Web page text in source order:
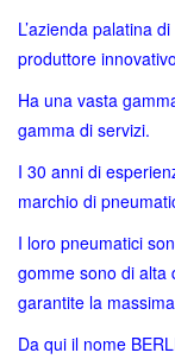
L’azienda palatina
produttore
Ha una vasta
gamma di servizi.
I 30 anni di
marchio di
I loro pneumatici
gomme sono di alta
garantite la
Da qui il nome